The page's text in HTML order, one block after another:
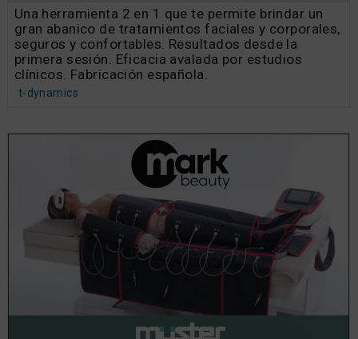
Una herramienta 2 en 1 que te permite brindar un
gran abanico de tratamientos faciales y corporales,
seguros y confortables. Resultados desde la
primera sesión. Eficacia avalada por estudios
clínicos. Fabricación española.
t-dynamics